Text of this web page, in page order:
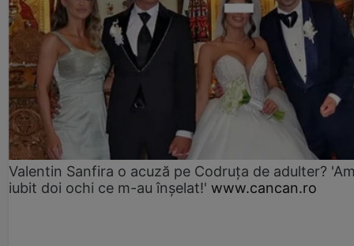
Valentin Sanfira o acuză pe Codruța de adulter?
iubit doi ochi ce m-au înșelat!' www.cancan.ro